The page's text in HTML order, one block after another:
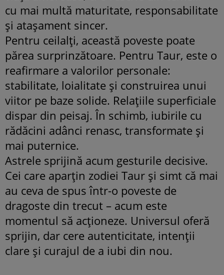
cu mai multă maturitate, responsabilitate
și atașament sincer.
Pentru ceilalți, această poveste poate
părea surprinzătoare. Pentru Taur, este o
reafirmare a valorilor personale:
stabilitate, loialitate și construirea unui
viitor pe baze solide. Relațiile superficiale
dispar din peisaj. În schimb, iubirile cu
rădăcini adânci renasc, transformate și
mai puternice.
Astrele sprijină acum gesturile decisive.
Cei care aparțin zodiei Taur și simt că mai
au ceva de spus într-o poveste de
dragoste din trecut – acum este
momentul să acționeze. Universul oferă
sprijin, dar cere autenticitate, intenții
clare și curajul de a iubi din nou.